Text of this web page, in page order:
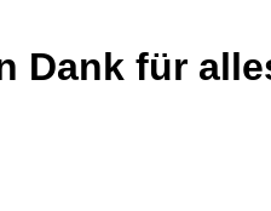
Dank für